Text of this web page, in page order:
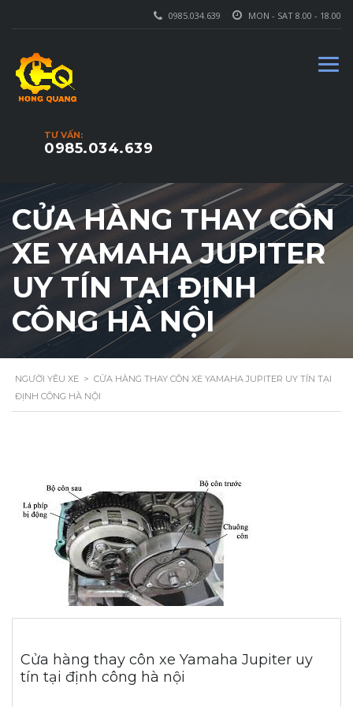
MON - SAT 8.00 - 18.00
0985.034.639
TƯ VẤN:
0985.034.639
CỬA HÀNG THAY CÔN
XE YAMAHA JUPITER
UY TÍN TẠI ĐỊNH
CÔNG HÀ NỘI
NGƯỜI YÊU XE > CỬA HÀNG THAY CÔN XE YAMAHA JUPITER UY TÍN TẠI
ĐỊNH CÔNG HÀ NỘI
Cửa hàng thay côn xe Yamaha Jupiter uy
tín tại định công hà nội